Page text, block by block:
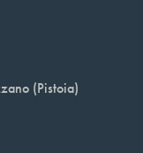
(Pistoia)